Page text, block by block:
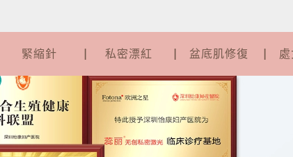
緊縮針 私密漂紅 盆底肌修復